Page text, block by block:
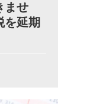
ませ
を延期